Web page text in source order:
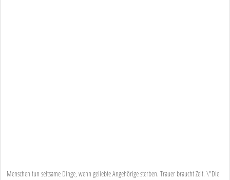
Menschen tun seltsame Dinge, wenn geliebte Angehörige sterben. Trauer braucht Zeit. \"Die